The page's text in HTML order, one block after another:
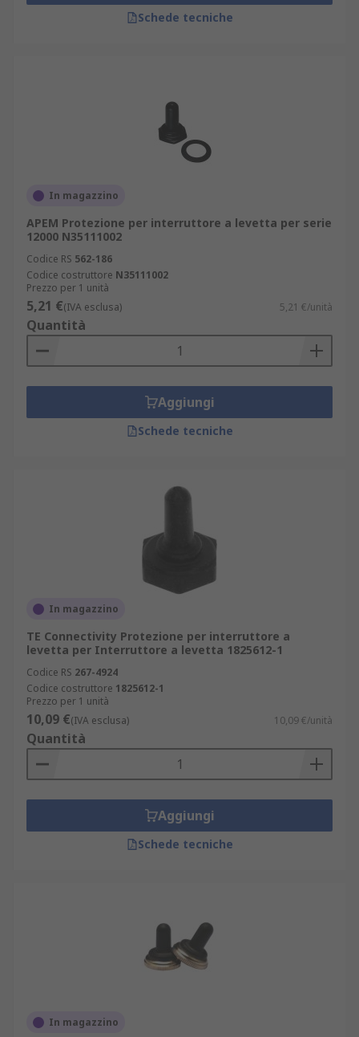
Schede tecniche
In magazzino
APEM Protezione per interruttore a levetta per serie
12000 N35111002
Codice RS 562-186
Codice costruttore N35111002
Prezzo per 1 unità
5,21 €(IVA esclusa) 5,21 €/unità
Quantità
Aggiungi
Schede tecniche
In magazzino
TE Connectivity Protezione per interruttore a
levetta per Interruttore a levetta 1825612-1
Codice RS 267-4924
Codice costruttore 1825612-1
Prezzo per 1 unità
10,09 €(IVA esclusa) 10,09 €/unità
Quantità
Aggiungi
Schede tecniche
In magazzino